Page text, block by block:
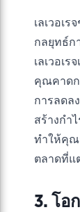
เลเวอเ
กลยุทธ์ก
เลเวอเ
คุณคาดก
การลดล
สร้างกำ
ทำให้คุณ
ตลาดที่แ
3. โอ